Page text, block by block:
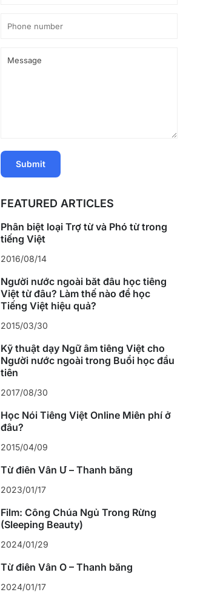
FEATURED ARTICLES
Phân biệt loại Trợ từ và Phó từ trong
tiếng Việt
2016/08/14
Người nước ngoài bắt đầu học tiếng
Việt từ đâu? Làm thế nào để học
Tiếng Việt hiệu quả?
2015/03/30
Kỹ thuật dạy Ngữ âm tiếng Việt cho
Người nước ngoài trong Buổi học đầu
tiên
2017/08/30
Học Nói Tiếng Việt Online Miễn phí ở
đâu?
2015/04/09
Từ điển Vần Ư – Thanh bằng
2023/01/17
Film: Công Chúa Ngủ Trong Rừng
(Sleeping Beauty)
2024/01/29
Từ điển Vần Ô – Thanh bằng
2024/01/17